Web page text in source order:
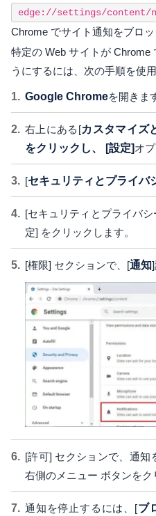
edge://settings/
Chrome でサイト通知をブロッ
特定の Web サイトが Chrome
うにするには、次の手順を使用
Google Chromeを開きま
右上にある[カスタマイズ
をクリックし、
[設定]オ
[セキュリティとプライバ
[セキュリティとプライバ
定] をクリックします。
[権限] セクションで、[通知
[許可] セクションで、通知
右側のメニュー ボタンをク
通知を停止するには、[ブ